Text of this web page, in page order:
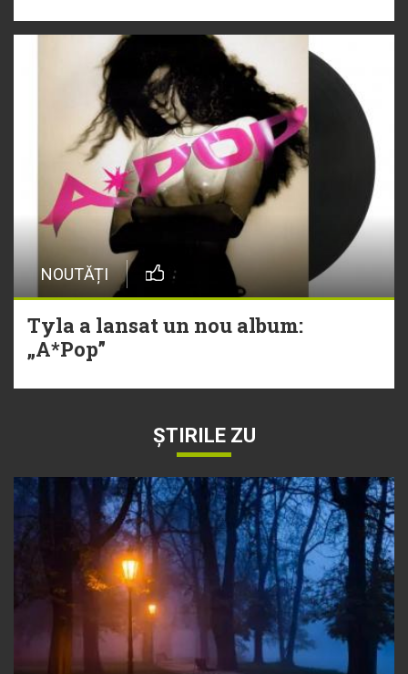
NOUTĂȚI
Tyla a lansat un nou album:
„A*Pop”
ȘTIRILE ZU